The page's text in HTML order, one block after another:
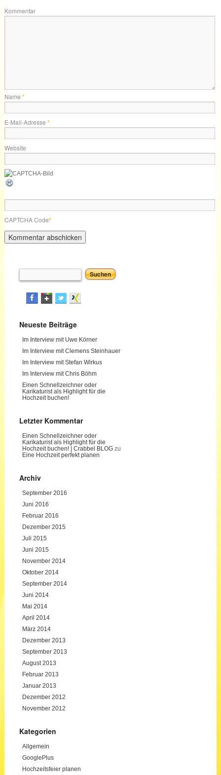
Kommentar
Name *
E-Mail-Adresse *
Website
CAPTCHA Code*
Neueste Beiträge
Im Interview mit Uwe Körner
Im Interview mit Clemens Steinhauer
Im Interview mit Stefan Wirkus
Im Interview mit Chris Böhm
Einen Schnellzeichner oder
Karikaturist als Highlight für die
Hochzeit buchen!
Letzter Kommentar
Einen Schnellzeichner oder
Karikaturist als Highlight für die
Hochzeit buchen! | Crabbel BLOGzu
Eine Hochzeit perfekt planen
Archiv
September 2016
Juni 2016
Februar 2016
Dezember 2015
Juli 2015
Juni 2015
November 2014
Oktober 2014
September 2014
Juni 2014
Mai 2014
April 2014
März 2014
Dezember 2013
September 2013
August 2013
Februar 2013
Januar 2013
Dezember 2012
November 2012
Kategorien
Allgemein
GooglePlus
Hochzeitsfeier planen